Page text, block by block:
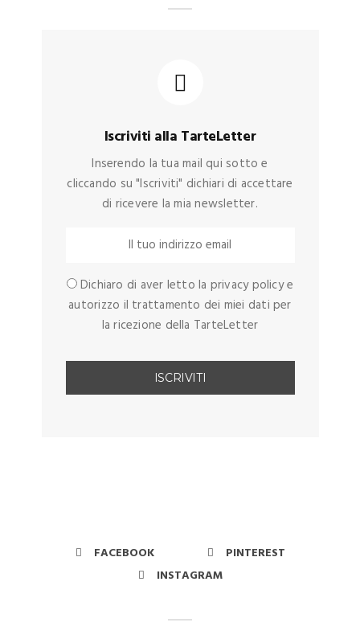
Iscriviti alla TarteLetter
Inserendo la tua mail qui sotto e
cliccando su "Iscriviti" dichiari di accettare
di ricevere la mia newsletter.
Dichiaro di aver letto la privacy policy e
autorizzo il trattamento dei miei dati per
la ricezione della TarteLetter
FACEBOOK
PINTEREST
INSTAGRAM